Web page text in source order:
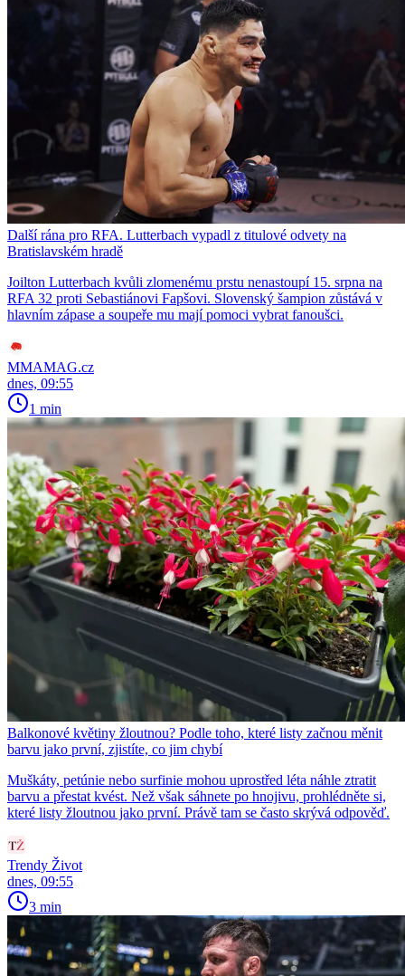
Další rána pro RFA. Lutterbach vypadl z titulové odvety na
Bratislavském hradě
Joilton Lutterbach kvůli zlomenému prstu nenastoupí 15. srpna na
RFA 32 proti Sebastiánovi Fapšovi. Slovenský šampion zůstává v
hlavním zápase a soupeře mu mají pomoci vybrat fanoušci.
MMAMAG.cz
dnes, 09:55
1 min
Balkonové květiny žloutnou? Podle toho, které listy začnou měnit
barvu jako první, zjistíte, co jim chybí
Muškáty, petúnie nebo surfinie mohou uprostřed léta náhle ztratit
barvu a přestat kvést. Než však sáhnete po hnojivu, prohlédněte si,
které listy žloutnou jako první. Právě tam se často skrývá odpověď.
Trendy Život
dnes, 09:55
3 min